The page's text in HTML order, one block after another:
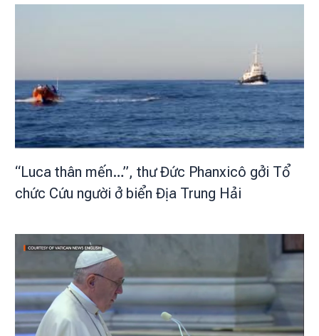
“Luca thân mến…”, thư Đức Phanxicô gởi Tổ
chức Cứu người ở biển Địa Trung Hải